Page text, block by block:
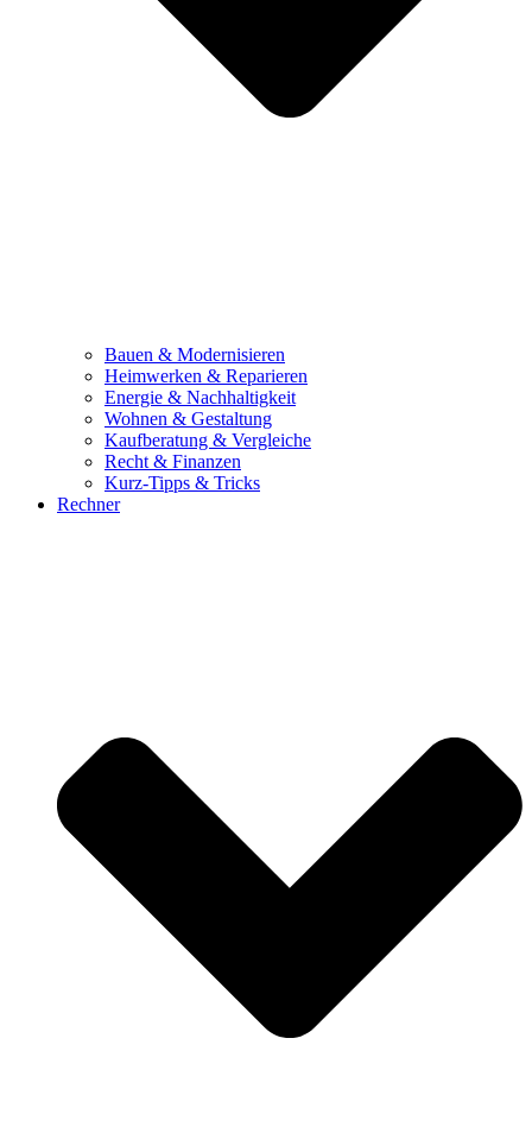
Bauen & Modernisieren
Heimwerken & Reparieren
Energie & Nachhaltigkeit
Wohnen & Gestaltung
Kaufberatung & Vergleiche
Recht & Finanzen
Kurz-Tipps & Tricks
Rechner